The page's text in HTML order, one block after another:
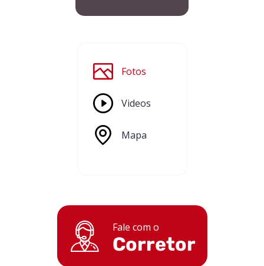
Fotos
Videos
Mapa
Fale com o
Corretor